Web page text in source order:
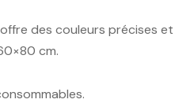
des couleurs précises
cm.